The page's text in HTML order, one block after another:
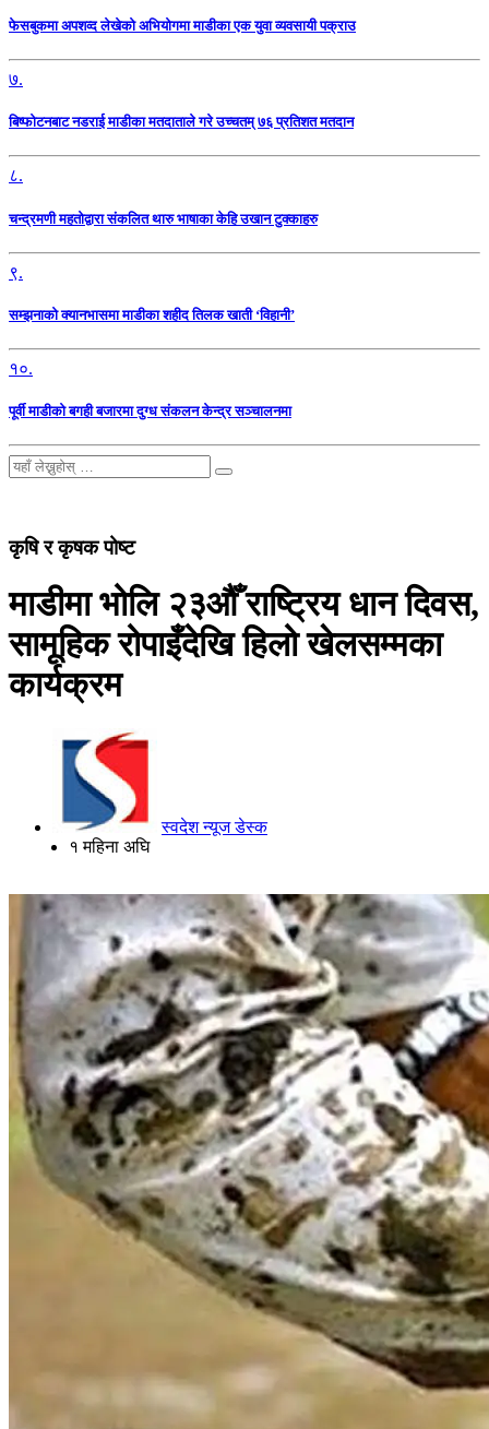
फेसबुकमा अपशव्द लेखेको अभियोगमा माडीका एक युवा व्यवसायी पक्राउ
७.
बिष्फोटनबाट नडराई माडीका मतदाताले गरे उच्चतम् ७६ प्रतिशत मतदान
८.
चन्द्रमणी महतोद्वारा संकलित थारु भाषाका केहि उखान टुक्काहरु
९.
सम्झनाको क्यानभासमा माडीका शहीद तिलक खाती ‘विहानी’
१०.
पूर्वी माडीको बगही बजारमा दुग्ध संकलन केन्द्र सञ्चालनमा
कृषि र कृषक पोष्ट
माडीमा भोलि २३औँ राष्ट्रिय धान दिवस,
सामूहिक रोपाइँदेखि हिलो खेलसम्मका
कार्यक्रम
स्वदेश न्यूज डेस्क
१ महिना अघि